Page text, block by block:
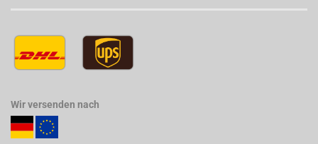
Wir versenden nach